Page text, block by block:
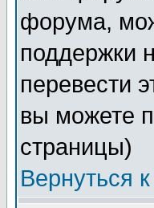
форума,
поддержки
перевести
вы можете
страницы)
Вернуться